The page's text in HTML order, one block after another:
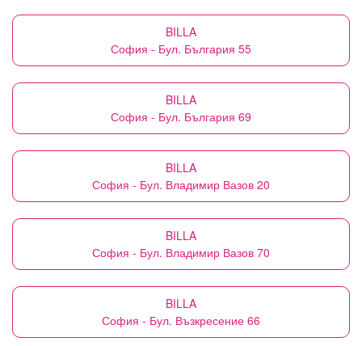
BILLA
София - Бул. България 55
BILLA
София - Бул. България 69
BILLA
София - Бул. Владимир Вазов 20
BILLA
София - Бул. Владимир Вазов 70
BILLA
София - Бул. Възкресение 66